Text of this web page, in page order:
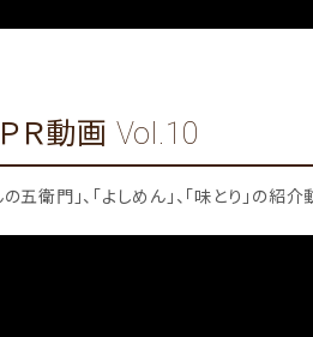
Ｒ動画 Vol.10
衛門」、「よしめん」、「味とり」の紹介